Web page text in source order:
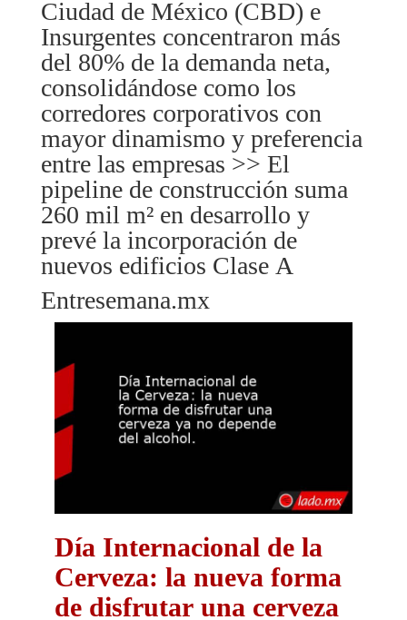
Ciudad de México (CBD) e
Insurgentes concentraron más
del 80% de la demanda neta,
consolidándose como los
corredores corporativos con
mayor dinamismo y preferencia
entre las empresas >> El
pipeline de construcción suma
260 mil m² en desarrollo y
prevé la incorporación de
nuevos edificios Clase A
Entresemana.mx
Día Internacional de la
Cerveza: la nueva forma
de disfrutar una cerveza